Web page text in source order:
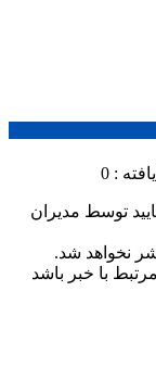
: 0
توسط مدیران
نخواهد شد.
با خبر باشد